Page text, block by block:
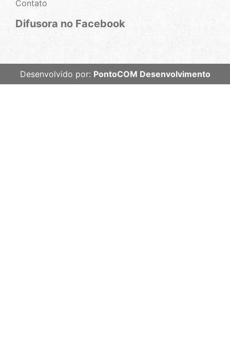
Contato
Difusora no Facebook
Desenvolvido por: PontoCOM Desenvolvimento